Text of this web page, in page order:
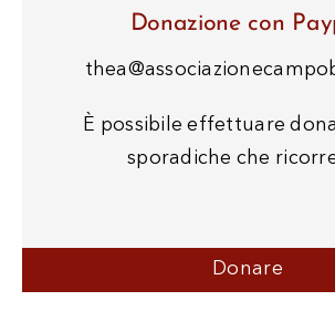
Donazione con
È possibile effettuare
sporadiche che
Donare